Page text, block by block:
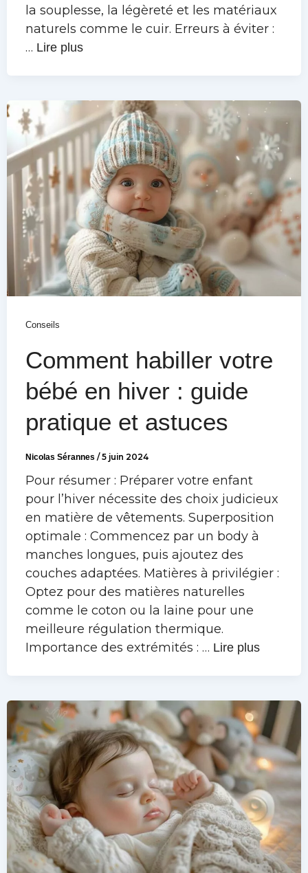
la souplesse, la légèreté et les matériaux
naturels comme le cuir. Erreurs à éviter :
… Lire plus
Conseils
Comment habiller votre
bébé en hiver : guide
pratique et astuces
Nicolas Sérannes /5 juin 2024
Pour résumer : Préparer votre enfant
pour l’hiver nécessite des choix judicieux
en matière de vêtements. Superposition
optimale : Commencez par un body à
manches longues, puis ajoutez des
couches adaptées. Matières à privilégier :
Optez pour des matières naturelles
comme le coton ou la laine pour une
meilleure régulation thermique.
Importance des extrémités : … Lire plus